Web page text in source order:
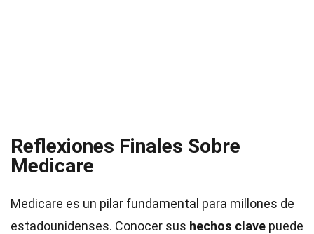
Reflexiones Finales Sobre
Medicare
Medicare es un pilar fundamental para millones de
estadounidenses. Conocer sus hechos clave puede